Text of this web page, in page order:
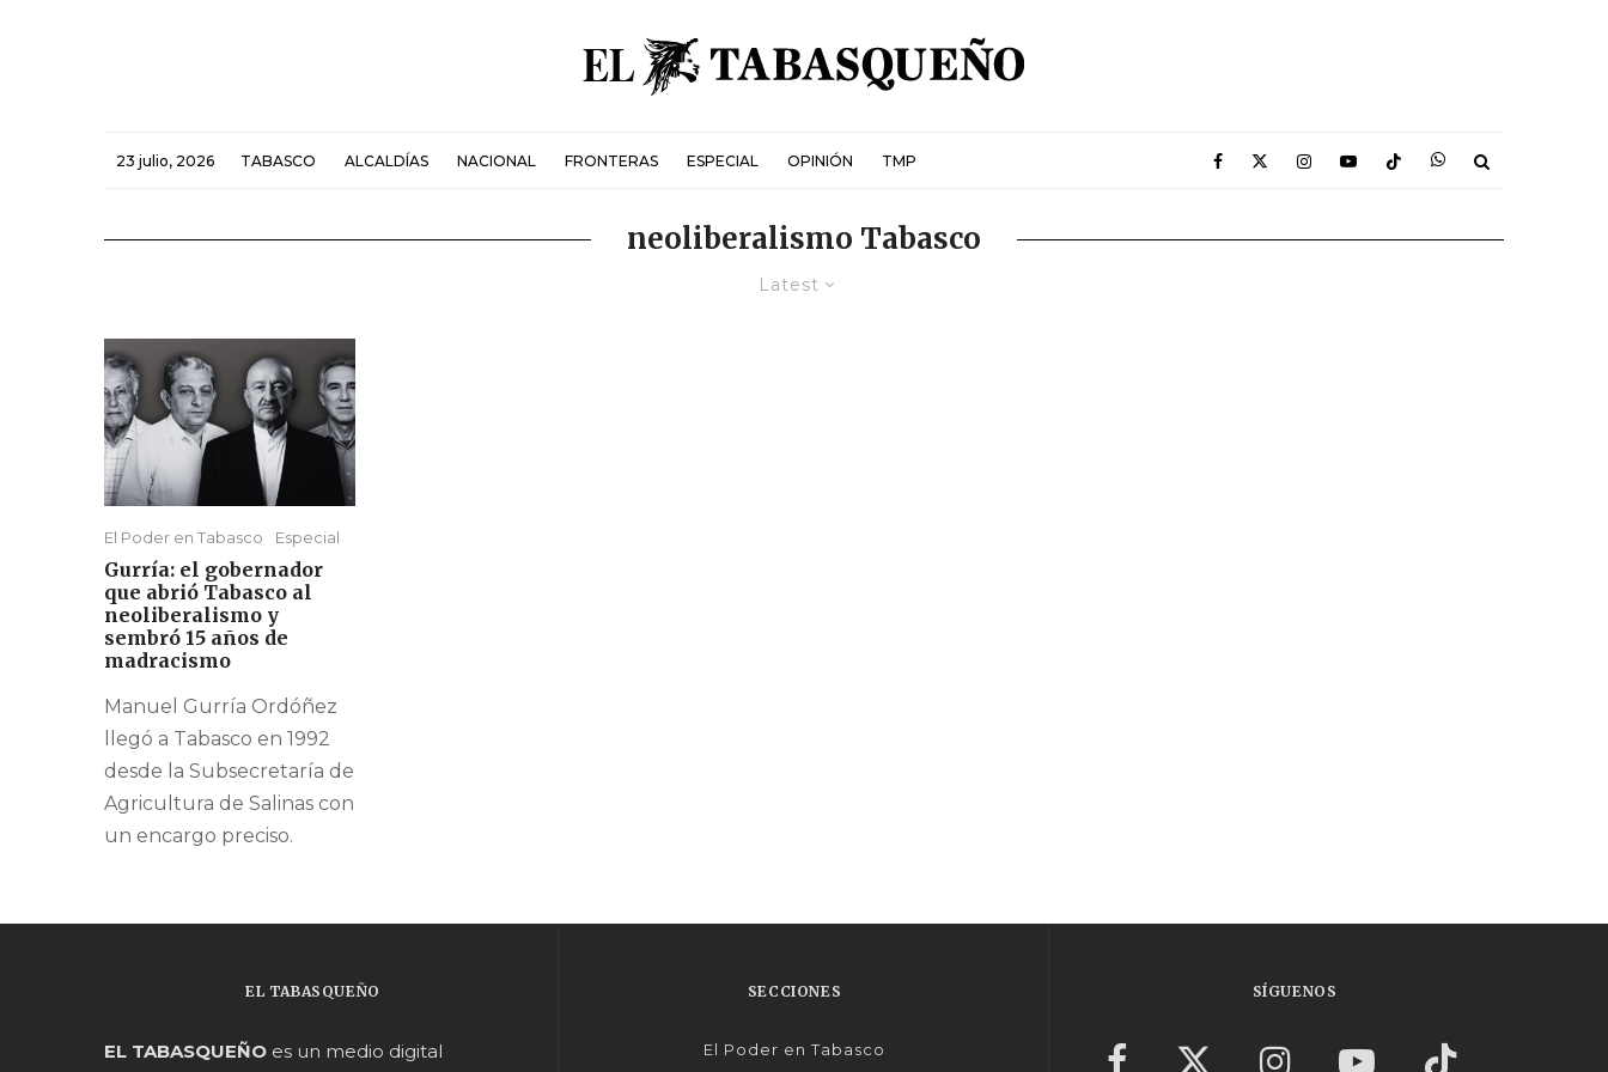
23 julio, 2026 TABASCO ALCALDÍAS NACIONAL FRONTERAS ESPECIAL OPINIÓN TMP
neoliberalismo Tabasco
Latest
El Poder en Tabasco Especial
Gurría: el gobernador
que abrió Tabasco al
neoliberalismo y
sembró 15 años de
madracismo
Manuel Gurría Ordóñez
llegó a Tabasco en 1992
desde la Subsecretaría de
Agricultura de Salinas con
un encargo preciso.
EL TABASQUEÑO
EL TABASQUEÑO es un medio digital
SECCIONES
El Poder en Tabasco
SÍGUENOS